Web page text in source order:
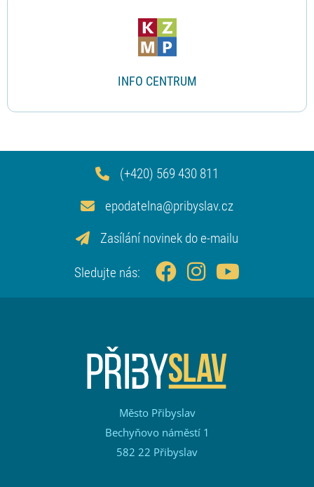
INFO CENTRUM
(+420) 569 430 811
epodatelna@pribyslav.cz
Zasílání novinek do e-mailu
Sledujte nás:
Město Přibyslav
Bechyňovo náměstí 1
582 22 Přibyslav